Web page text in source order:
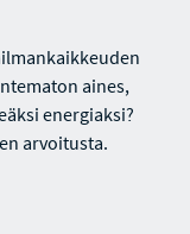
aines,
energiaksi?
arvoitusta.